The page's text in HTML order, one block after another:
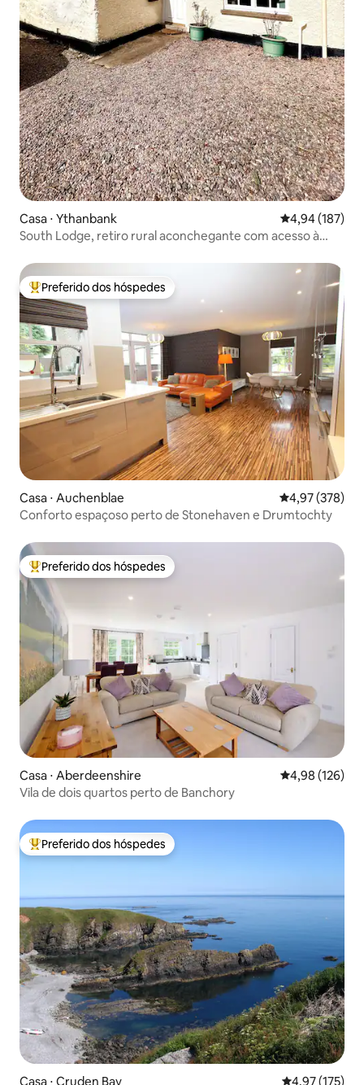
Casa ⋅ Ythanbank 4,94 de uma
4,94 (187)
South Lodge, retiro rural aconchegante com acesso à
Entre os melhores preferidos dos hóspedes
Preferido dos hóspedes
Casa ⋅ Auchenblae 4,97 de uma
4,97 (378)
Conforto espaçoso perto de Stonehaven e Drumtochty
Entre os melhores preferidos dos hóspedes
Preferido dos hóspedes
Casa ⋅ Aberdeenshire 4,98 de uma
4,98 (126)
Vila de dois quartos perto de Banchory
Entre os melhores preferidos dos hóspedes
Preferido dos hóspedes
Casa ⋅ Cruden Bay 4,97 de uma
4,97 (175)